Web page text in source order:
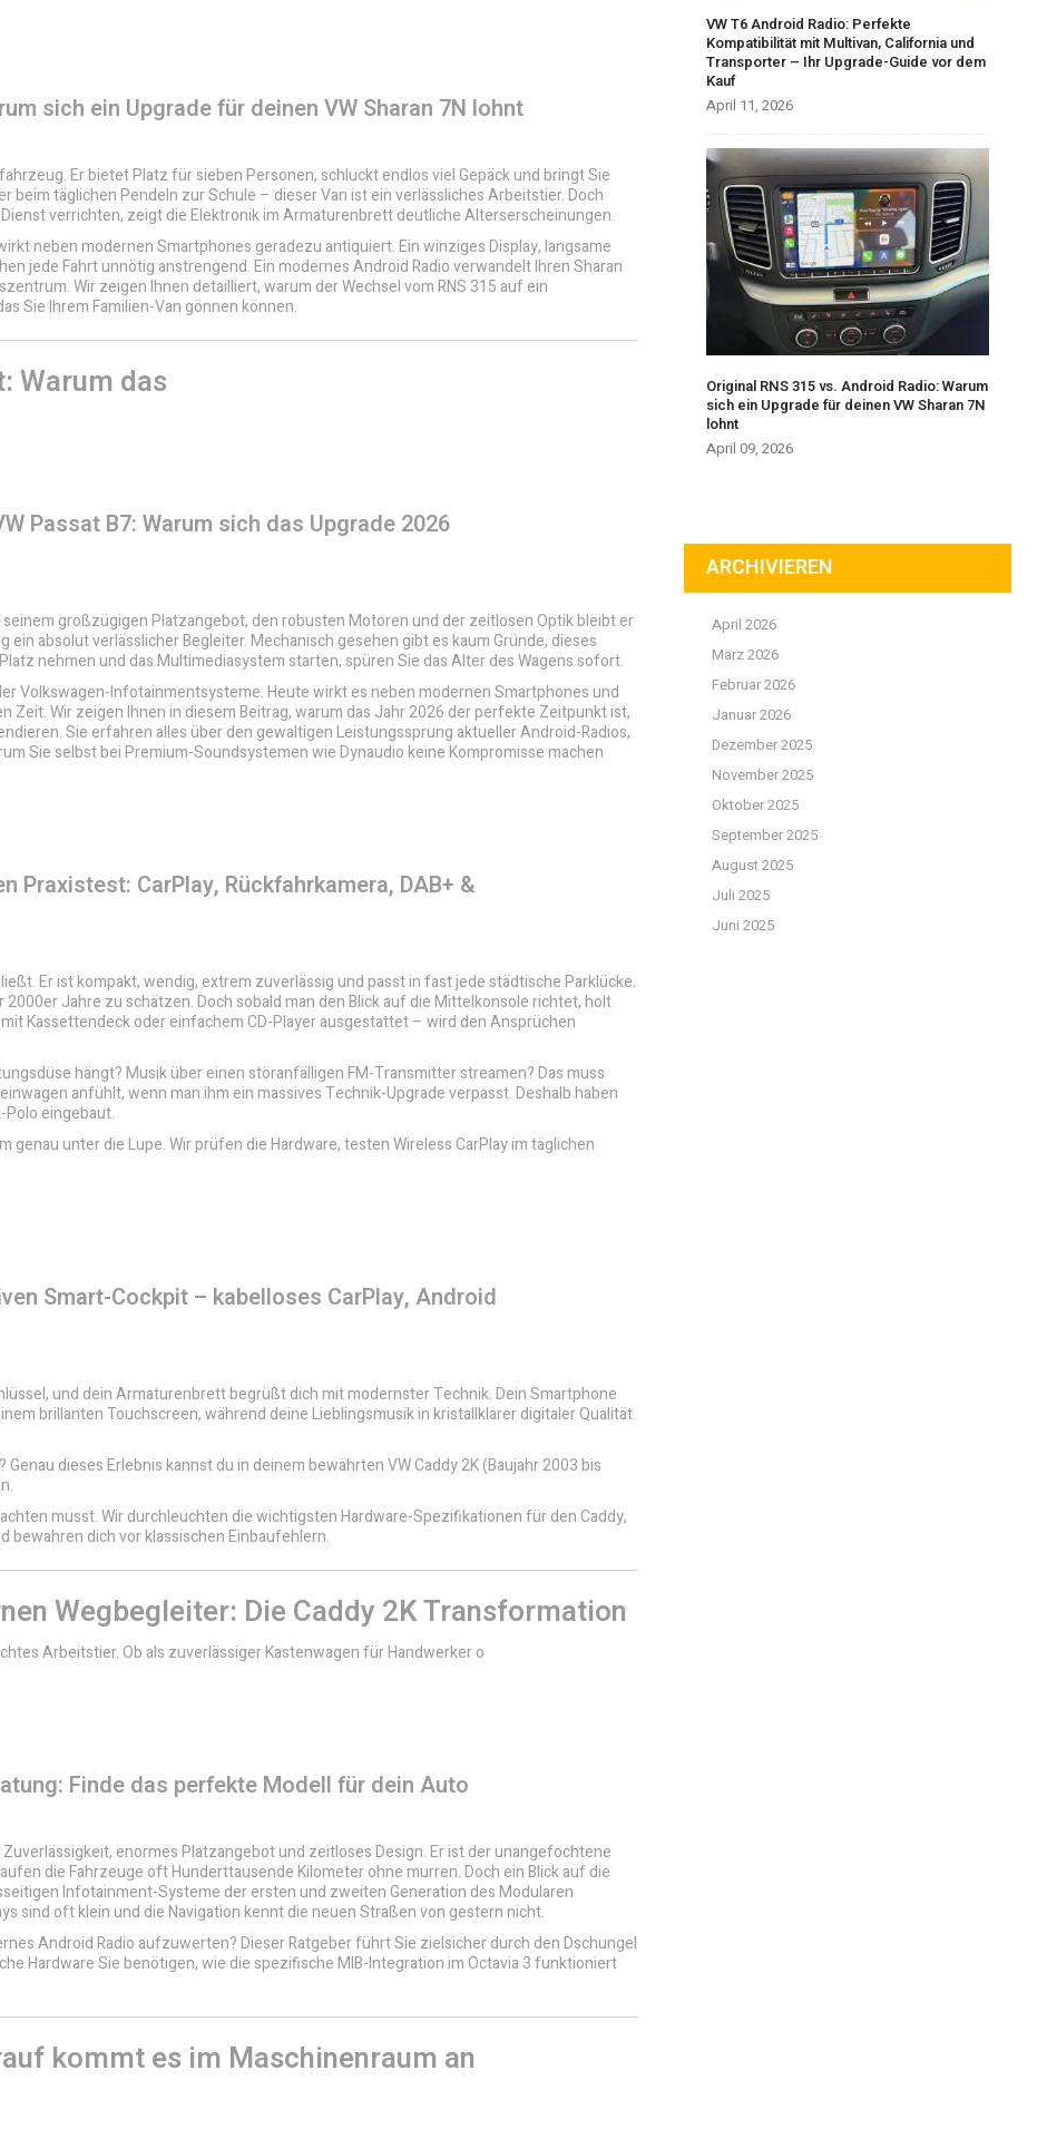
sich ein Upgrade für deinen VW Sharan 7N lohnt
Er bietet Platz für sieben Personen, schluckt endlos viel Gepäck und bringt Sie
beim täglichen Pendeln zur Schule – dieser Van ist ein verlässliches Arbeitstier. Doch
verrichten, zeigt die Elektronik im Armaturenbrett deutliche Alterserscheinungen.
neben modernen Smartphones geradezu antiquiert. Ein winziges Display, langsame
jede Fahrt unnötig anstrengend. Ein modernes Android Radio verwandelt Ihren Sharan
Wir zeigen Ihnen detailliert, warum der Wechsel vom RNS 315 auf ein
Sie Ihrem Familien-Van gönnen können.
Warum das
Passat B7: Warum sich das Upgrade 2026
großzügigen Platzangebot, den robusten Motoren und der zeitlosen Optik bleibt er
absolut verlässlicher Begleiter. Mechanisch gesehen gibt es kaum Gründe, dieses
nehmen und das Multimediasystem starten, spüren Sie das Alter des Wagens sofort.
Volkswagen-Infotainmentsysteme. Heute wirkt es neben modernen Smartphones und
Zeit. Wir zeigen Ihnen in diesem Beitrag, warum das Jahr 2026 der perfekte Zeitpunkt ist,
Sie erfahren alles über den gewaltigen Leistungssprung aktueller Android-Radios,
Sie selbst bei Premium-Soundsystemen wie Dynaudio keine Kompromisse machen
Praxistest: CarPlay, Rückfahrkamera, DAB+ &
Er ist kompakt, wendig, extrem zuverlässig und passt in fast jede städtische Parklücke.
Jahre zu schätzen. Doch sobald man den Blick auf die Mittelkonsole richtet, holt
Kassettendeck oder einfachem CD-Player ausgestattet – wird den Ansprüchen
hängt? Musik über einen störanfälligen FM-Transmitter streamen? Das muss
anfühlt, wenn man ihm ein massives Technik-Upgrade verpasst. Deshalb haben
eingebaut.
unter die Lupe. Wir prüfen die Hardware, testen Wireless CarPlay im täglichen
Smart-Cockpit – kabelloses CarPlay, Android
und dein Armaturenbrett begrüßt dich mit modernster Technik. Dein Smartphone
brillanten Touchscreen, während deine Lieblingsmusik in kristallklarer digitaler Qualität
dieses Erlebnis kannst du in deinem bewährten VW Caddy 2K (Baujahr 2003 bis
musst. Wir durchleuchten die wichtigsten Hardware-Spezifikationen für den Caddy,
dich vor klassischen Einbaufehlern.
Wegbegleiter: Die Caddy 2K Transformation
Arbeitstier. Ob als zuverlässiger Kastenwagen für Handwerker o
Finde das perfekte Modell für dein Auto
enormes Platzangebot und zeitloses Design. Er ist der unangefochtene
die Fahrzeuge oft Hunderttausende Kilometer ohne murren. Doch ein Blick auf die
Infotainment-Systeme der ersten und zweiten Generation des Modularen
sind oft klein und die Navigation kennt die neuen Straßen von gestern nicht.
Android Radio aufzuwerten? Dieser Ratgeber führt Sie zielsicher durch den Dschungel
Hardware Sie benötigen, wie die spezifische MIB-Integration im Octavia 3 funktioniert
kommt es im Maschinenraum an
VW T6 Android Radio: Perfekte
Kompatibilität mit Multivan, California und
Transporter – Ihr Upgrade-Guide vor dem
Kauf
April 11, 2026
Original RNS 315 vs. Android Radio: Warum
sich ein Upgrade für deinen VW Sharan 7N
lohnt
April 09, 2026
ARCHIVIEREN
April 2026
März 2026
Februar 2026
Januar 2026
Dezember 2025
November 2025
Oktober 2025
September 2025
August 2025
Juli 2025
Juni 2025